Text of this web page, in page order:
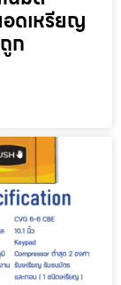
ดเหรียญ
ก